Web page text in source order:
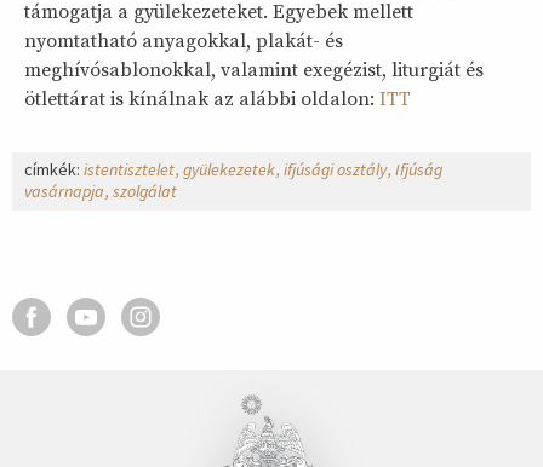
támogatja a gyülekezeteket. Egyebek mellett
nyomtatható anyagokkal, plakát- és
meghívósablonokkal, valamint exegézist, liturgiát és
ötlettárat is kínálnak az alábbi oldalon: ITT
címkék: istentisztelet gyülekezetek ifjúsági osztály Ifjúság
vasárnapja szolgálat